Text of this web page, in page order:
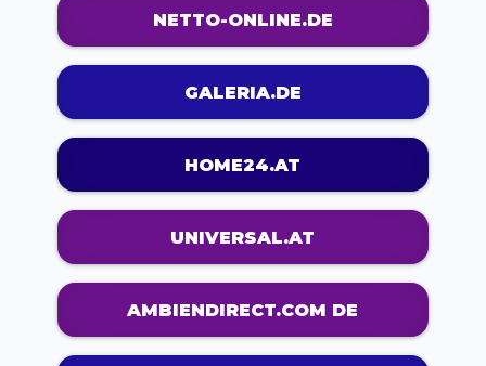
NETTO-ONLINE.DE
GALERIA.DE
HOME24.AT
UNIVERSAL.AT
AMBIENDIRECT.COM DE